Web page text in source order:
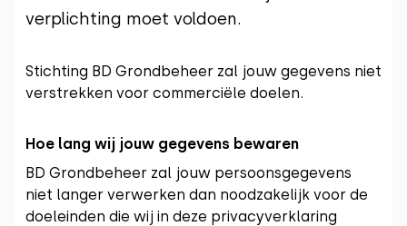
verplichting moet voldoen.
Stichting BD Grondbeheer zal jouw gegevens niet
verstrekken voor commerciële doelen.
Hoe lang wij jouw gegevens bewaren
BD Grondbeheer zal jouw persoonsgegevens
niet langer verwerken dan noodzakelijk voor de
doeleinden die wij in deze privacyverklaring